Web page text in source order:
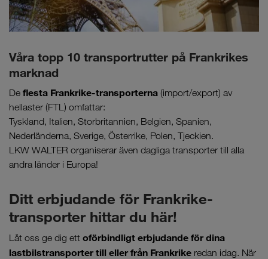
Våra topp 10 transportrutter på Frankrikes
marknad
De flesta Frankrike-transporterna (import/export) av
hellaster (FTL) omfattar:
Tyskland, Italien, Storbritannien, Belgien, Spanien,
Nederländerna, Sverige, Österrike, Polen, Tjeckien.
LKW WALTER organiserar även dagliga transporter till alla
andra länder i Europa!
Ditt erbjudande för Frankrike-
transporter hittar du här!
Låt oss ge dig ett oförbindligt erbjudande för dina
lastbilstransporter till eller från Frankrike redan idag. När